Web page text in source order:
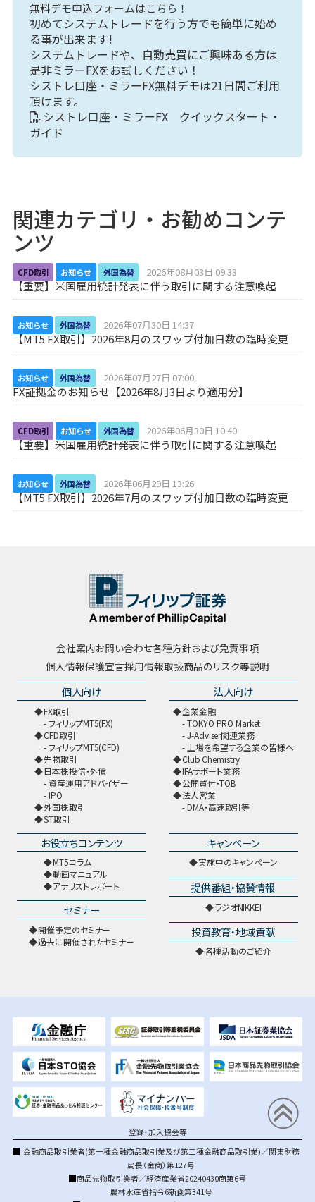
無料デモ申込フォームはこちら！
初めてシステムトレードを行う方でも簡単に始め
る事が出来ます!
システムトレードや、自動売買にご興味ある方は
是非ミラーFXをお試しください！
シストレ口座・ミラーFX無料デモは21日間ご利用
頂けます。
シストレ口座・ミラーFX クイックスタート・
ガイド
関連カテゴリ・お勧めコンテ
ンツ
CFD取引 お知らせ 外国為替 2026年08月03日 09:33
【重要】米国雇用統計発表に伴う取引に関する注意喚起
お知らせ 外国為替 2026年07月30日 14:37
【MT5 FX取引】2026年8月のスワップ付加日数の臨時変更
お知らせ 外国為替 2026年07月27日 07:00
FX証拠金のお知らせ【2026年8月3日より適用分】
CFD取引 お知らせ 外国為替 2026年06月30日 10:40
【重要】米国雇用統計発表に伴う取引に関する注意喚起
お知らせ 外国為替 2026年06月29日 13:26
【MT5 FX取引】2026年7月のスワップ付加日数の臨時変更
会社案内お問い合わせ各種方針および免責事項
個人情報保護宣言採用情報取扱商品のリスク等説明
個人向け
FX取引
フィリップMT5(FX)
CFD取引
フィリップMT5(CFD)
先物取引
日本株投信・外債
資産運用アドバイザー
IPO
外国株取引
ST取引
法人向け
企業金融
TOKYO PRO Market
J-Adviser関連業務
上場を希望する企業の皆様へ
Club Chemistry
IFAサポート業務
公開買付・TOB
法人営業
DMA・高速取引等
お役立ちコンテンツ
MT5コラム
動画マニュアル
アナリストレポート
セミナー
開催予定のセミナー
過去に開催されたセミナー
キャンペーン
実施中のキャンペーン
提供番組・協賛情報
ラジオNIKKEI
投資教育・地域貢献
各種活動のご紹介
登録・加入協会等
金融商品取引業者(第一種金融商品取引業及び第二種金融商品取引業)／関東財務
局長（金商）第127号
商品先物取引業者／経済産業省20240430商第6号
農林水産省指令6新食第341号